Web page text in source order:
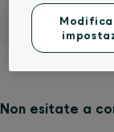
Consenso
Non esitate a